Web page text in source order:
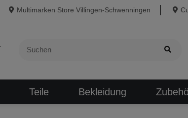
Multimarken Store Villingen-Schwenningen
Teile Bekleidung